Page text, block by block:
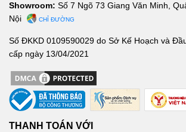
Showroom: Số 7 Ngõ 73 Giang Văn Minh,
Nội
CHỈ ĐƯỜNG
Số ĐKKD 0109590029 do Sở Kế Hoạch và
cấp ngày 13/04/2021
THANH TOÁN VỚI